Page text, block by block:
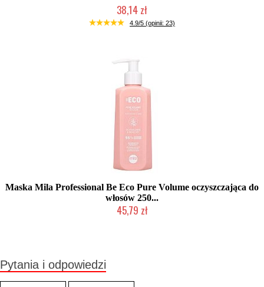
38,14 zł
Duża ilość (wysyłka w 24h)
4.9/5 (opinii: 23)
Maska Mila Professional Be Eco Pure Volume oczyszczająca do
włosów 250...
45,79 zł
Pytania i odpowiedzi